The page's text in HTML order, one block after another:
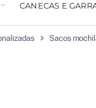
CANECAS E
Sacos